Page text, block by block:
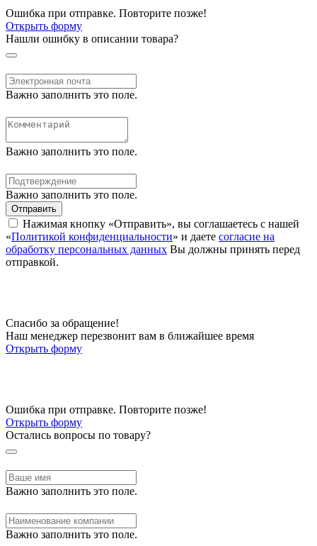
Ошибка при отправке. Повторите позже!
Открыть форму
Нашли ошибку в описании товара?
Важно заполнить это поле.
Важно заполнить это поле.
Важно заполнить это поле.
Отправить
Нажимая кнопку «Отправить», вы соглашаетесь с нашей
«Политикой конфиденциальности» и даете согласие на
обработку персональных данных Вы должны принять перед
отправкой.
Спасибо за обращение!
Наш менеджер перезвонит вам в ближайшее время
Открыть форму
Ошибка при отправке. Повторите позже!
Открыть форму
Остались вопросы по товару?
Важно заполнить это поле.
Важно заполнить это поле.